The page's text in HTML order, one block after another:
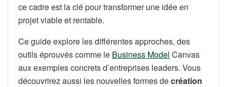
ce cadre est la clé pour transformer une idée en
projet viable et rentable.
Ce guide explore les différentes approches, des
outils éprouvés comme le Business Model Canvas
aux exemples concrets d’entreprises leaders. Vous
découvrirez aussi les nouvelles formes decréation